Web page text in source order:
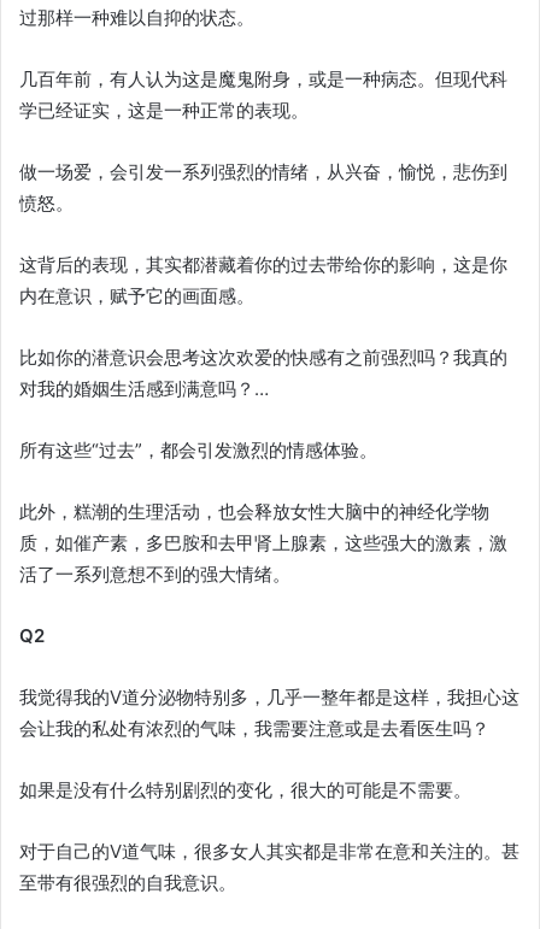
过那样一种难以自抑的状态。
几百年前，有人认为这是魔鬼附身，或是一种病态。但现代科
学已经证实，这是一种正常的表现。
做一场爱，会引发一系列强烈的情绪，从兴奋，愉悦，悲伤到
愤怒。
这背后的表现，其实都潜藏着你的过去带给你的影响，这是你
内在意识，赋予它的画面感。
比如你的潜意识会思考这次欢爱的快感有之前强烈吗？我真的
对我的婚姻生活感到满意吗？…
所有这些“过去”，都会引发激烈的情感体验。
此外，糕潮的生理活动，也会释放女性大脑中的神经化学物
质，如催产素，多巴胺和去甲肾上腺素，这些强大的激素，激
活了一系列意想不到的强大情绪。
Q2
我觉得我的V道分泌物特别多，几乎一整年都是这样，我担心这
会让我的私处有浓烈的气味，我需要注意或是去看医生吗？
如果是没有什么特别剧烈的变化，很大的可能是不需要。
对于自己的V道气味，很多女人其实都是非常在意和关注的。甚
至带有很强烈的自我意识。